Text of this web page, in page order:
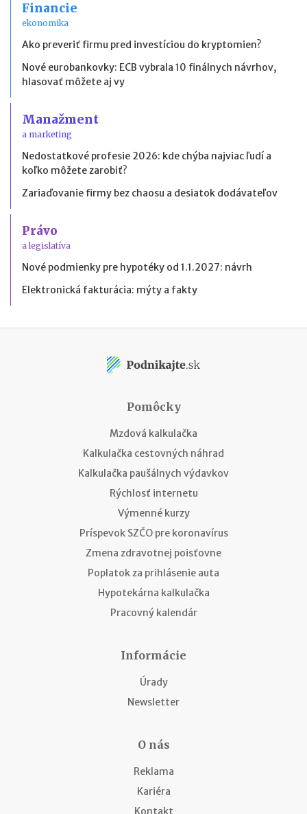
Financie
ekonomika
Ako preveriť firmu pred investíciou do kryptomien?
Nové eurobankovky: ECB vybrala 10 finálnych návrhov,
hlasovať môžete aj vy
Manažment
a marketing
Nedostatkové profesie 2026: kde chýba najviac ľudí a
koľko môžete zarobiť?
Zariaďovanie firmy bez chaosu a desiatok dodávateľov
Právo
a legislatíva
Nové podmienky pre hypotéky od 1.1.2027: návrh
Elektronická fakturácia: mýty a fakty
Pomôcky
Mzdová kalkulačka
Kalkulačka cestovných náhrad
Kalkulačka paušálnych výdavkov
Rýchlosť internetu
Výmenné kurzy
Príspevok SZČO pre koronavírus
Zmena zdravotnej poisťovne
Poplatok za prihlásenie auta
Hypotekárna kalkulačka
Pracovný kalendár
Informácie
Úrady
Newsletter
O nás
Reklama
Kariéra
Kontakt